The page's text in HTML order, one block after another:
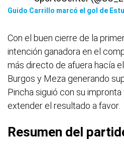
Guido Carrillo marcó el gol de
Con el buen cierre de la
intención ganadora en el
más directo de afuera hacía
Burgos y Meza generando
Pincha siguió con su
extender el resultado a favor.
Resumen del